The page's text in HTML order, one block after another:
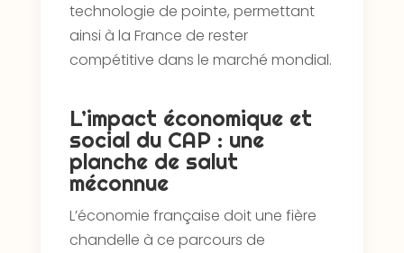
technologie de pointe, permettant
ainsi à la France de rester
compétitive dans le marché mondial.
L’impact économique et
social du CAP : une
planche de salut
méconnue
L’économie française doit une fière
chandelle à ce parcours de